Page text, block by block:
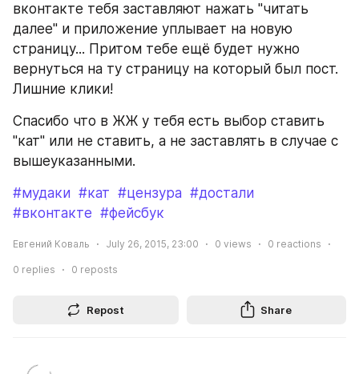
вконтакте тебя заставляют нажать "читать
далее" и приложение уплывает на новую
страницу... Притом тебе ещё будет нужно
вернуться на ту страницу на который был пост.
Лишние клики!
Спасибо что в ЖЖ у тебя есть выбор ставить
"кат" или не ставить, а не заставлять в случае с
вышеуказанными.
#мудаки #кат #цензура #достали
#вконтакте #фейсбук
Евгений Коваль July 26, 2015, 23:00 0 views 0 reactions
0 replies 0 reposts
Repost Share